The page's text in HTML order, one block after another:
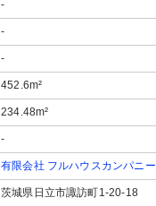
-
-
-
452.6m²
234.48m²
-
有限会社 フルハウスカンパニー
茨城県日立市諏訪町1-20-18